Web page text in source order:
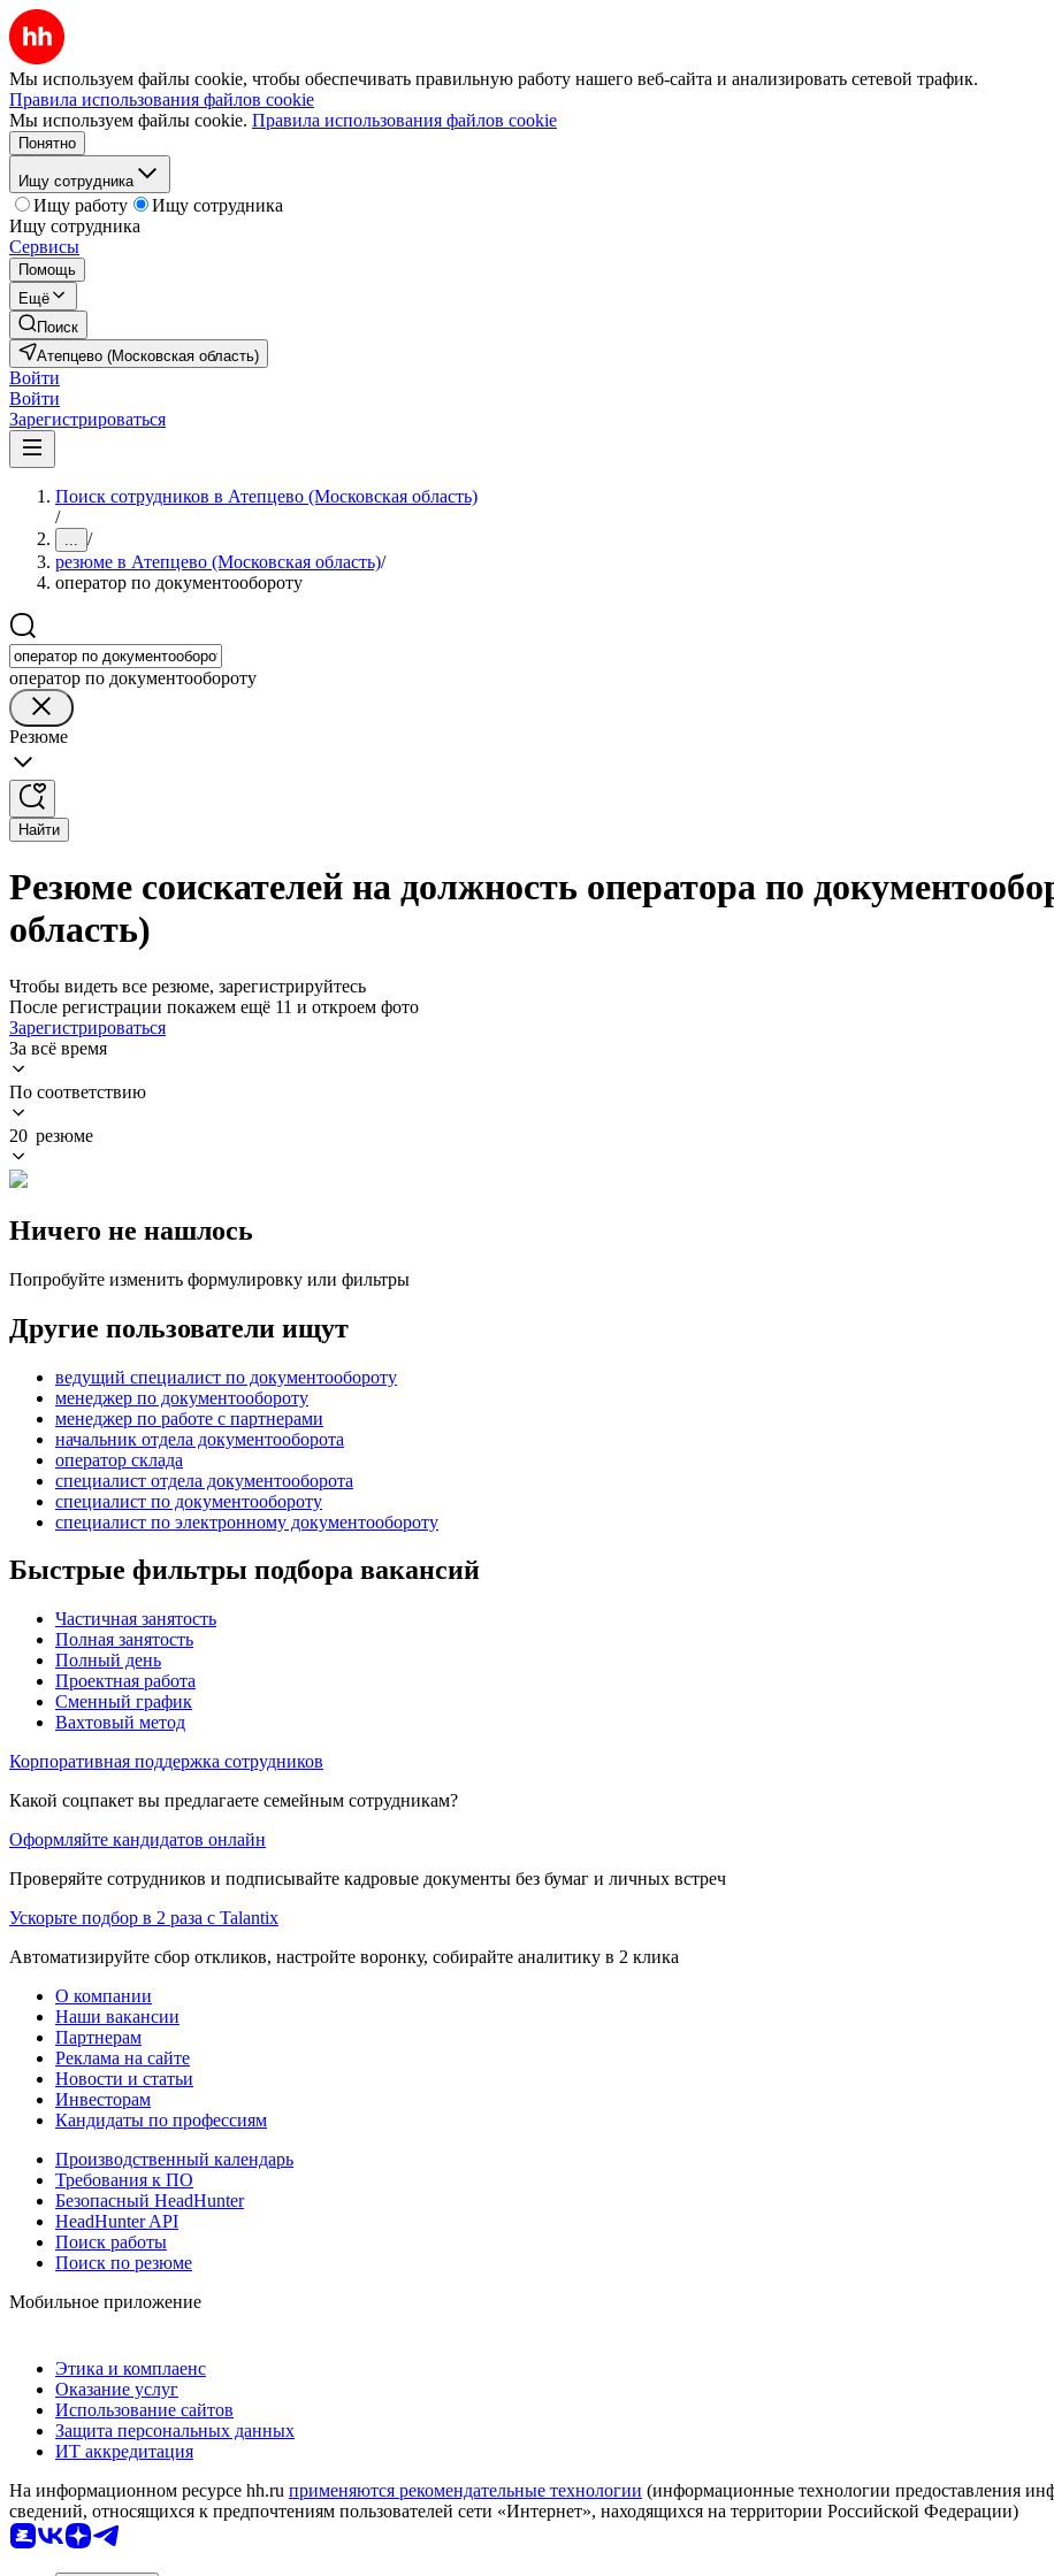
Мы используем файлы cookie, чтобы обеспечивать правильную работу нашего веб-сайта и анализировать сетевой трафик.
Правила использования файлов cookie
Мы используем файлы cookie. Правила использования файлов cookie
Понятно
Ищу сотрудника
Ищу работу
Ищу сотрудника
Ищу сотрудника
Сервисы
Помощь
Ещё
Поиск
Атепцево (Московская область)
Войти
Войти
Зарегистрироваться
Поиск сотрудников в Атепцево (Московская область)
/
... /
резюме в Атепцево (Московская область)/
оператор по документообороту
оператор по документообороту
Резюме
Найти
Резюме соискателей на должность оператора по
область)
Чтобы видеть все резюме, зарегистрируйтесь
После регистрации покажем ещё 11 и откроем фото
Зарегистрироваться
За всё время
По соответствию
20 резюме
Ничего не нашлось
Попробуйте изменить формулировку или фильтры
Другие пользователи ищут
ведущий специалист по документообороту
менеджер по документообороту
менеджер по работе с партнерами
начальник отдела документооборота
оператор склада
специалист отдела документооборота
специалист по документообороту
специалист по электронному документообороту
Быстрые фильтры подбора вакансий
Частичная занятость
Полная занятость
Полный день
Проектная работа
Сменный график
Вахтовый метод
Корпоративная поддержка сотрудников
Какой соцпакет вы предлагаете семейным сотрудникам?
Оформляйте кандидатов онлайн
Проверяйте сотрудников и подписывайте кадровые документы без бумаг и личных встреч
Ускорьте подбор в 2 раза с Talantix
Автоматизируйте сбор откликов, настройте воронку, собирайте аналитику в 2 клика
О компании
Наши вакансии
Партнерам
Реклама на сайте
Новости и статьи
Инвесторам
Кандидаты по профессиям
Производственный календарь
Требования к ПО
Безопасный HeadHunter
HeadHunter API
Поиск работы
Поиск по резюме
Мобильное приложение
Этика и комплаенс
Оказание услуг
Использование сайтов
Защита персональных данных
ИТ аккредитация
На информационном ресурсе hh.ru применяются рекомендательные технологии (информационные технологии предоставления
сведений, относящихся к предпочтениям пользователей сети «Интернет», находящихся на территории Российской Федерации)